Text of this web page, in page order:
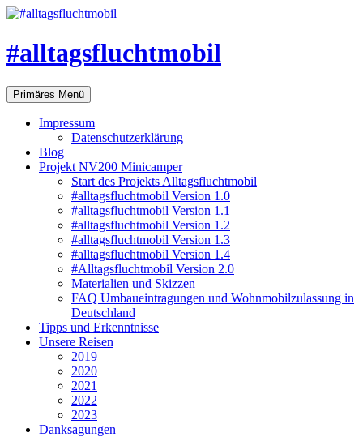
#alltagsfluchtmobil
Suchen
Primäres Menü Zum
Inhalt
springen
Impressum
Datenschutzerklärung
Blog
Projekt NV200 Minicamper
Start des Projekts Alltagsfluchtmobil
#alltagsfluchtmobil Version 1.0
#alltagsfluchtmobil Version 1.1
#alltagsfluchtmobil Version 1.2
#alltagsfluchtmobil Version 1.3
#alltagsfluchtmobil Version 1.4
#Alltagsfluchtmobil Version 2.0
Materialien und Skizzen
FAQ Umbaueintragungen und Wohnmobilzulassung in
Deutschland
Tipps und Erkenntnisse
Unsere Reisen
2019
2020
2021
2022
2023
Danksagungen